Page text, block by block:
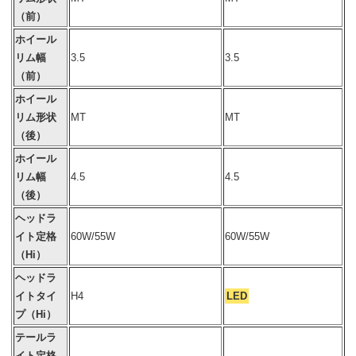
（前）
ホイール
リム幅
（前）
3.5 3.5
ホイール
リム形状
（後）
MT MT
ホイール
リム幅
（後）
4.5 4.5
ヘッドラ
イト定格
（Hi）
60W/55W 60W/55W
ヘッドラ
イトタイ
プ（Hi）
H4 LED
テールラ